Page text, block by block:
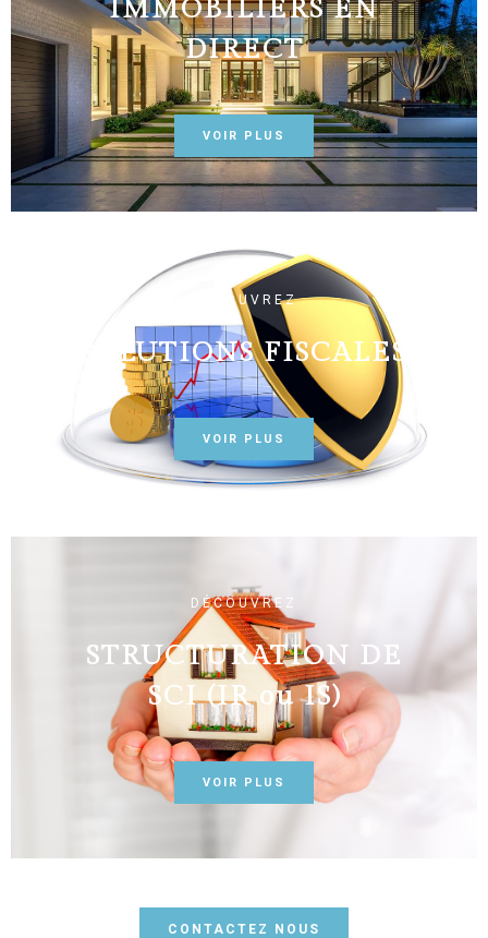
IMMOBILIERS EN
DIRECT
VOIR PLUS
DÉCOUVREZ
SOLUTIONS FISCALES
VOIR PLUS
DÉCOUVREZ
STRUCTURATION DE
SCI (IR ou IS)
VOIR PLUS
CONTACTEZ NOUS